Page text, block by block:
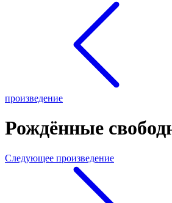
произведение
Рождённые
Следующее произведение